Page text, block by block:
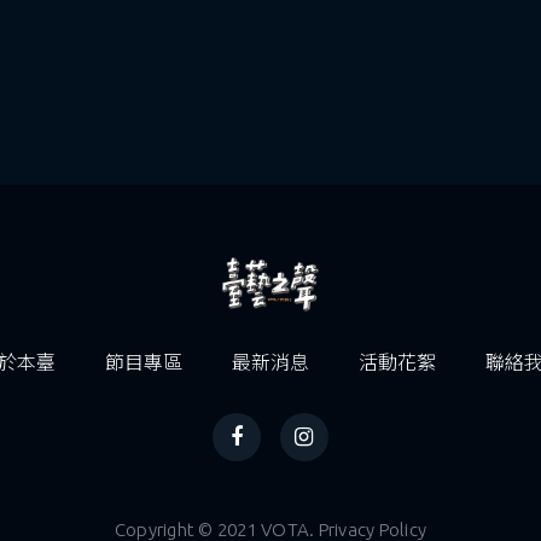
本臺 節目專區 最新消息 活動花絮 聯絡
Copyright © 2021 VOTA. Privacy Policy